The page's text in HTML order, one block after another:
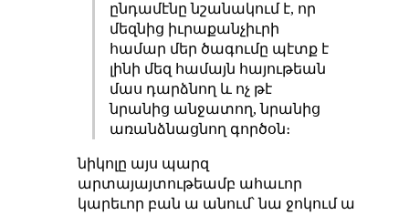
ընդամէնը նշանակում է, որ
մեզնից իւրաքանչիւրի
համար մեր ծագումը պէտք է
լինի մեզ համայն հայութեան
մաս դարձնող և ոչ թէ
նրանից անջատող, նրանից
առանձնացնող գործօն։
նիկոլը այս պարզ
արտայայտութեամբ ահաւոր
կարեւոր բան ա անում՝ նա ջոկում ա